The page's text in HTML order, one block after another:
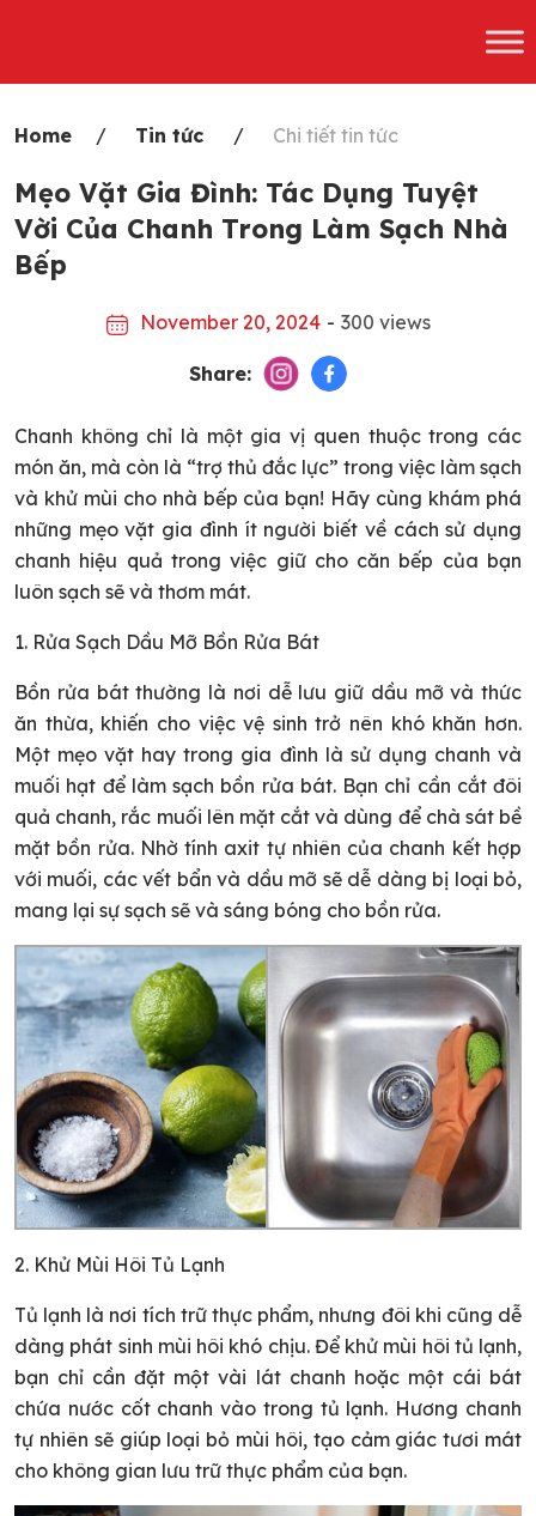
Home Tin tức Chi tiết tin tức
Mẹo Vặt Gia Đình: Tác Dụng Tuyệt
Vời Của Chanh Trong Làm Sạch Nhà
Bếp
November 20, 2024 - 300 views
Share:
Chanh không chỉ là một gia vị quen thuộc trong các
món ăn, mà còn là “trợ thủ đắc lực” trong việc làm sạch
và khử mùi cho nhà bếp của bạn! Hãy cùng khám phá
những mẹo vặt gia đình ít người biết về cách sử dụng
chanh hiệu quả trong việc giữ cho căn bếp của bạn
luôn sạch sẽ và thơm mát.
1. Rửa Sạch Dầu Mỡ Bồn Rửa Bát
Bồn rửa bát thường là nơi dễ lưu giữ dầu mỡ và thức
ăn thừa, khiến cho việc vệ sinh trở nên khó khăn hơn.
Một mẹo vặt hay trong gia đình là sử dụng chanh và
muối hạt để làm sạch bồn rửa bát. Bạn chỉ cần cắt đôi
quả chanh, rắc muối lên mặt cắt và dùng để chà sát bề
mặt bồn rửa. Nhờ tính axit tự nhiên của chanh kết hợp
với muối, các vết bẩn và dầu mỡ sẽ dễ dàng bị loại bỏ,
mang lại sự sạch sẽ và sáng bóng cho bồn rửa.
2. Khử Mùi Hôi Tủ Lạnh
Tủ lạnh là nơi tích trữ thực phẩm, nhưng đôi khi cũng dễ
dàng phát sinh mùi hôi khó chịu. Để khử mùi hôi tủ lạnh,
bạn chỉ cần đặt một vài lát chanh hoặc một cái bát
chứa nước cốt chanh vào trong tủ lạnh. Hương chanh
tự nhiên sẽ giúp loại bỏ mùi hôi, tạo cảm giác tươi mát
cho không gian lưu trữ thực phẩm của bạn.